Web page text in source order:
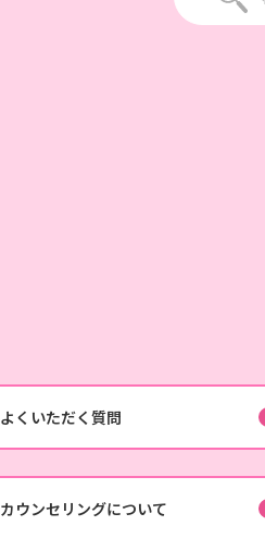
よくいただく質問
カウンセリングについて